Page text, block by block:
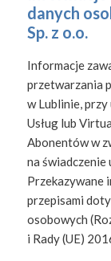
danych
Sp. z o.o.
Informacje
przetwarzania
w Lublinie,
Usług lub
Abonentów w
na świadczenie
Przekazywane
przepisami
osobowych
i Rady (UE)